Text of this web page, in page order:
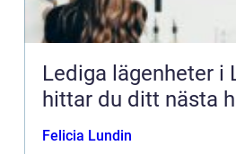
Lediga lägenheter i
hittar du ditt nästa
Felicia Lundin